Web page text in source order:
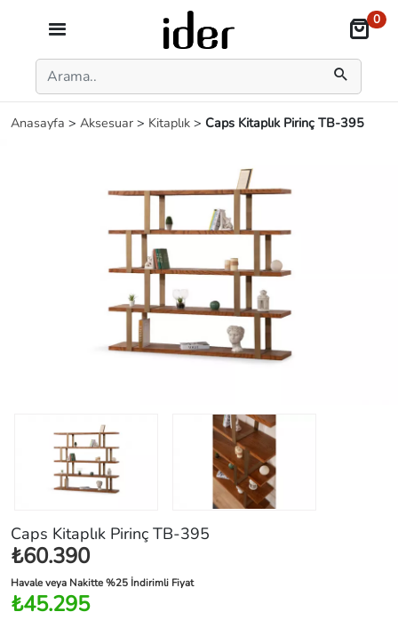
0
Anasayfa > Aksesuar > Kitaplık > Caps Kitaplık Pirinç TB-395
Caps Kitaplık Pirinç TB-395
₺60.390
Havale veya Nakitte %25 İndirimli Fiyat
₺45.295